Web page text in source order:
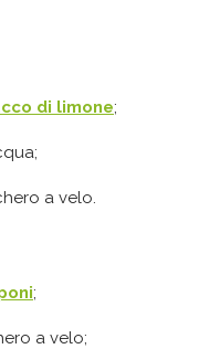
di limone;
a velo.
;
a velo;